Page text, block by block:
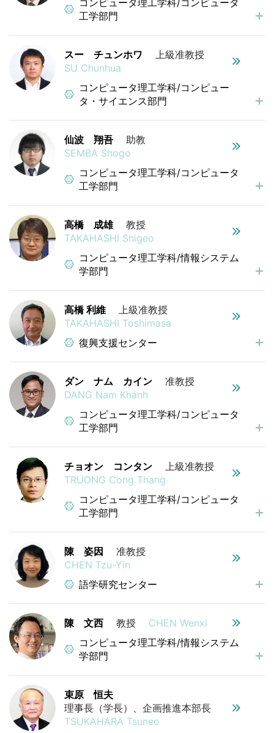
工学部門
スー チュンホワ
上級准教授
SU Chunhua
コンピュータ理工学科/コンピュー
タ・サイエンス部門
仙波 翔吾
助教
SEMBA Shogo
コンピュータ理工学科/コンピュータ
工学部門
高橋 成雄
教授
TAKAHASHI Shigeo
コンピュータ理工学科/情報システム
学部門
高橋 利維
上級准教授
TAKAHASHI Toshimasa
復興支援センター
ダン ナム カイン
准教授
DANG Nam Khanh
コンピュータ理工学科/コンピュータ
工学部門
チョオン コンタン
上級准教授
TRUONG Cong Thang
コンピュータ理工学科/コンピュータ
工学部門
陳 姿因
准教授
CHEN Tzu-Yin
語学研究センター
陳 文西 教授
CHEN Wenxi
コンピュータ理工学科/情報システム
学部門
束原 恒夫
理事長（学長）、企画推進本部長
TSUKAHARA Tsuneo